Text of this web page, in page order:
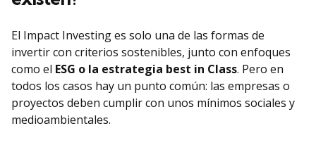
El Impact Investing es solo una de las formas de
invertir con criterios sostenibles, junto con enfoques
como el ESG o la estrategia best in Class. Pero en
todos los casos hay un punto común: las empresas o
proyectos deben cumplir con unos mínimos sociales y
medioambientales.